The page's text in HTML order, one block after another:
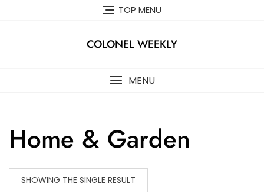
TOP MENU
COLONEL WEEKLY
MENU
Home & Garden
SHOWING THE SINGLE RESULT